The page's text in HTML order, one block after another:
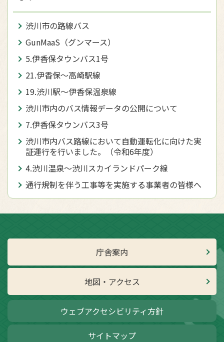
渋川市の路線バス
GunMaaS（グンマース）
5.伊香保タウンバス1号
21.伊香保～高崎駅線
19.渋川駅～伊香保温泉線
渋川市内のバス情報データの公開について
7.伊香保タウンバス3号
渋川市内バス路線において自動運転化に向けた実
証運行を行いました。（令和6年度）
4.渋川温泉～渋川スカイランドパーク線
通行規制を伴う工事等を実施する事業者の皆様へ
庁舎案内
地図・アクセス
ウェブアクセシビリティ方針
サイトマップ